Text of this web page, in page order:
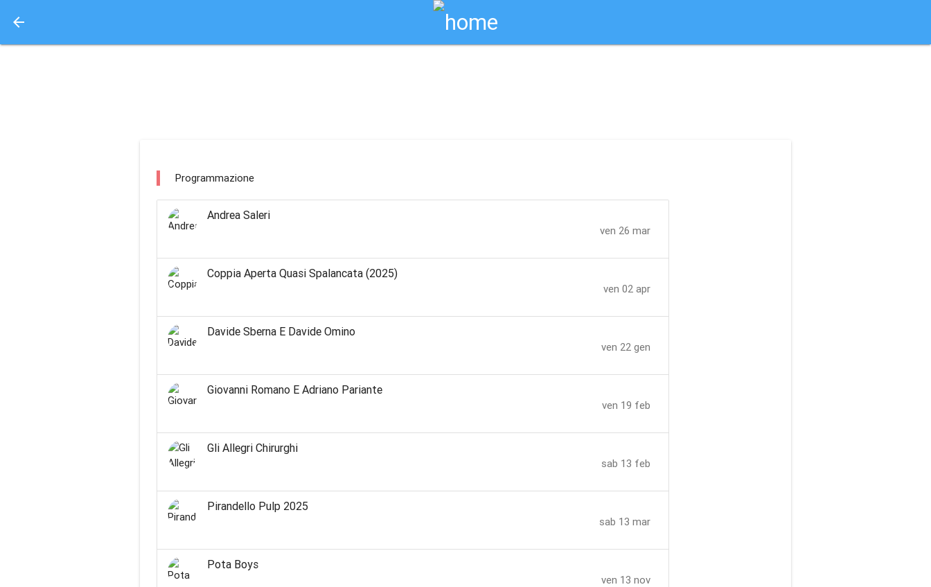
arrow_back
Programmazione
Andrea Saleri
ven 26 mar
Coppia Aperta Quasi Spalancata (2025)
ven 02 apr
Davide Sberna E Davide Omino
ven 22 gen
Giovanni Romano E Adriano Pariante
ven 19 feb
Gli Allegri Chirurghi
sab 13 feb
Pirandello Pulp 2025
sab 13 mar
Pota Boys
ven 13 nov